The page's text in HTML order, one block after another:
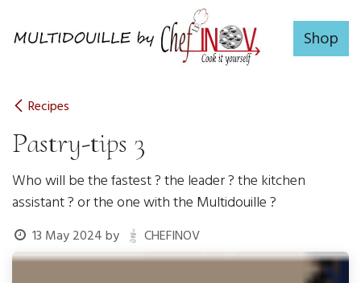
Shop
Recipes
Pastry-tips 3
Who will be the fastest ? the leader ? the kitchen
assistant ? or the one with the Multidouille ?
13 May 2024 by CHEFINOV